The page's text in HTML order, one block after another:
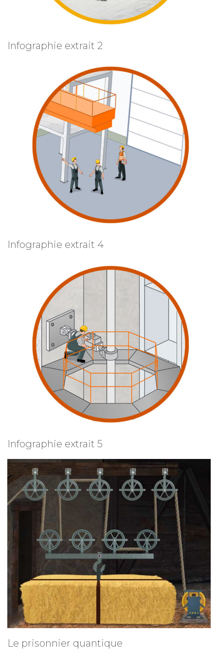
Infographie extrait 2
Infographie extrait 4
Infographie extrait 5
Le prisonnier quantique